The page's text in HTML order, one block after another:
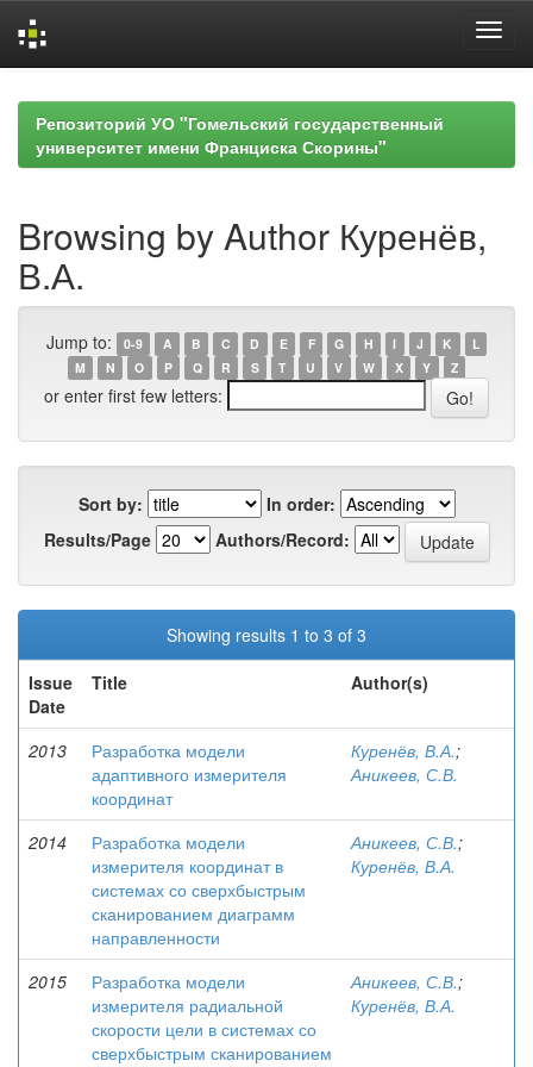
navigationРепозиторий УО "Гомельский государственный
университет имени Франциска Скорины"
Browsing by Author Куренёв,
В.А.
Jump to: 0-9 A B C D E F G H I J K
L
M
N O P Q R S T U V W X Y Z
or enter first few letters:
Sort by:
In order:
Results/Page
Authors/Record:
Showing results 1 to 3 of 3
Issue
Date
Title Author(s)
2013
Разработка модели
адаптивного измерителя
координат
Куренёв, В.А.;
Аникеев, С.В.
2014
Разработка модели
измерителя координат в
системах со сверхбыстрым
сканированием диаграмм
направленности
Аникеев, С.В.;
Куренёв, В.А.
2015
Разработка модели
измерителя радиальной
скорости цели в системах со
сверхбыстрым сканированием
Аникеев, С.В.;
Куренёв, В.А.